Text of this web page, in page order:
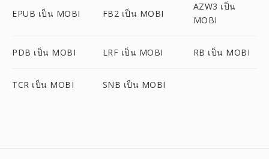
EPUB เป็น MOBI FB2 เป็น MOBI
AZW3 เป็น
MOBI
PDB เป็น MOBI LRF เป็น MOBI RB เป็น MOBI
TCR เป็น MOBI SNB เป็น MOBI